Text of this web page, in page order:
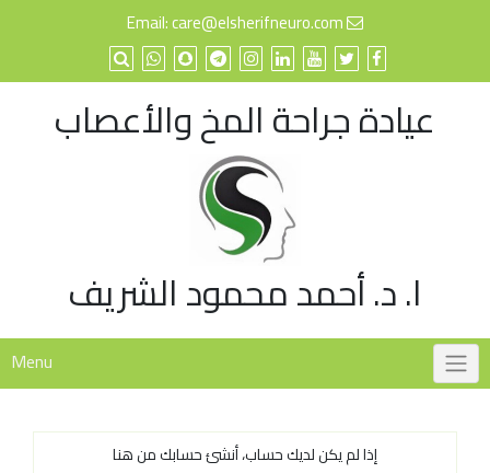
care@elsherifneuro.com
عيادة جراحة المخ والأعصاب
ا. د. أحمد محمود الشريف
Menu
إذا لم يكن لديك حساب، أنشئ حسابك من هنا